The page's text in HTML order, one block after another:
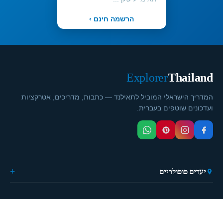
הרשמה חינם ›
Thailand
Explorer
המדריך הישראלי המוביל לתאילנד — כתבות, מדריכים, אטרקציות
ועדכונים שוטפים בעברית.
יעדים פופולריים